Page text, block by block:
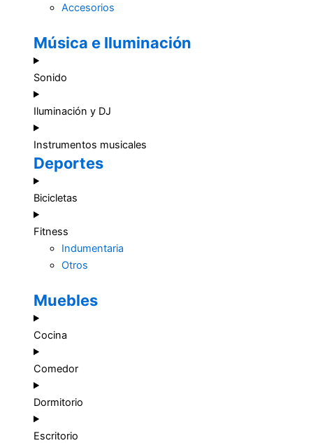
Accesorios
Música e Iluminación
Sonido
Iluminación y DJ
Instrumentos musicales
Deportes
Bicicletas
Fitness
Indumentaria
Otros
Muebles
Cocina
Comedor
Dormitorio
Escritorio